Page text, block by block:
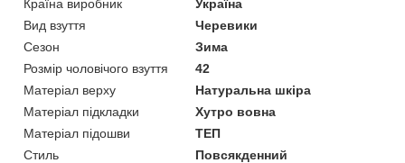
Країна виробник
Україна
Вид взуття
Черевики
Сезон
Зима
Розмір чоловічого взуття
42
Матеріал верху
Натуральна шкіра
Матеріал підкладки
Хутро вовна
Матеріал підошви
ТЕП
Стиль
Повсякденний